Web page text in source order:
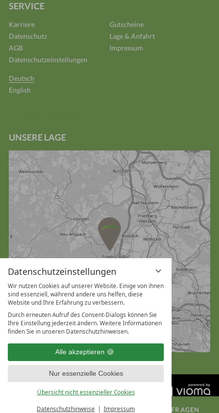
Datenschutzeinstellungen
Wir nutzen Cookies auf unserer Website. Einige von ihnen
sind essenziell, während andere uns helfen, diese
Website und Ihre Erfahrung zu verbessern.
Durch erneuten Aufruf des Consent-Dialogs können Sie
Ihre Einstellung jederzeit ändern. Weitere Informationen
finden Sie in unseren Datenschutzhinweisen.
Alle akzeptieren
Nur essenzielle Cookies
Übersicht nicht essenzieller Cookies
Datenschutzhinweise Impressum
ZIMMER BUCHEN TAGUNG ANFRAGEN
SERVICE
Karriere
Gutscheine
Datenschutz
Lage & Anfahrt
AGB
Impressum
Datenschutzeinstellungen
Deutsch
English
UNSERE LAGE